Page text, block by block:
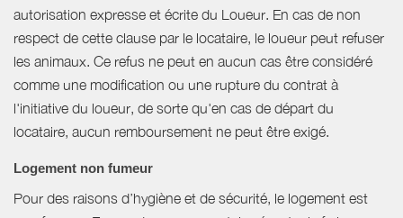
autorisation expresse et écrite du Loueur. En cas de non
respect de cette clause par le locataire, le loueur peut refuser
les animaux. Ce refus ne peut en aucun cas être considéré
comme une modification ou une rupture du contrat à
l'initiative du loueur, de sorte qu'en cas de départ du
locataire, aucun remboursement ne peut être exigé.
Logement non fumeur
Pour des raisons d’hygiène et de sécurité, le logement est